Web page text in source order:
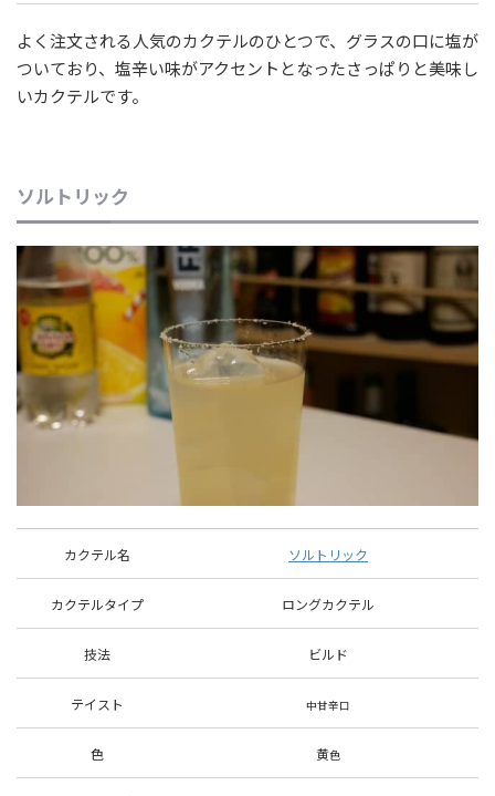
よく注文される人気のカクテルのひとつで、グラスの口に塩が
ついており、塩辛い味がアクセントとなったさっぱりと美味し
いカクテルです。
ソルトリック
カクテル名 ソルトリック
カクテルタイプ ロングカクテル
技法 ビルド
テイスト 中甘辛口
色 黄色